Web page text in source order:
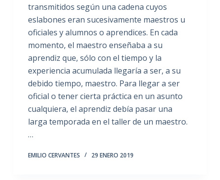
transmitidos según una cadena cuyos
eslabones eran sucesivamente maestros u
oficiales y alumnos o aprendices. En cada
momento, el maestro enseñaba a su
aprendiz que, sólo con el tiempo y la
experiencia acumulada llegaría a ser, a su
debido tiempo, maestro. Para llegar a ser
oficial o tener cierta práctica en un asunto
cualquiera, el aprendiz debía pasar una
larga temporada en el taller de un maestro.
…
EMILIO CERVANTES 29 ENERO 2019